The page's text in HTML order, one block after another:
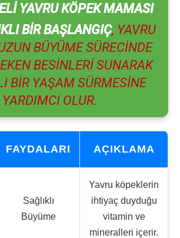
YAVRU KÖPEK MAMASI
BIR BAŞLANGIÇ, YAVRU
BÜYÜME SÜRECINDE
BESINLERI SUNARAK
BIR YAŞAM SÜRMESINE
YARDIMCI OLUR.
FAYDALARI AÇIKLAMA
Sağlıklı
Büyüme
Yavru köpeklerin
ihtiyaç duyduğu
vitamin ve
mineralleri içerir.